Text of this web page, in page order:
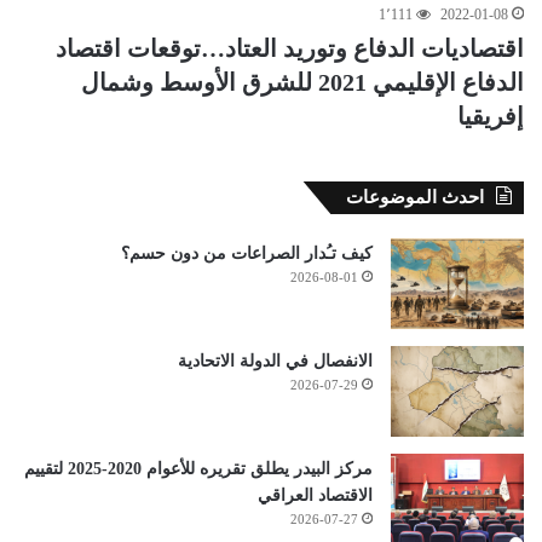
2022-01-08 1٬111
اقتصاديات الدفاع وتوريد العتاد…توقعات اقتصاد
الدفاع الإقليمي 2021 للشرق الأوسط وشمال
إفريقيا
احدث الموضوعات
كيف تـُدار الصراعات من دون حسم؟
2026-08-01
الانفصال في الدولة الاتحادية
2026-07-29
مركز البيدر يطلق تقريره للأعوام 2020-2025 لتقييم
الاقتصاد العراقي
2026-07-27